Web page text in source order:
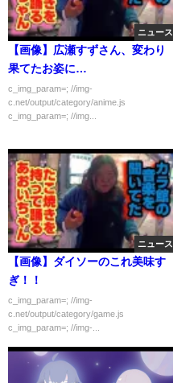
ニュース
【画像】広瀬すずさん、変わり
果てたお姿に…
c_img_param=; //img-
c.net/output/category/anime.js
c_img_param=; //img...
ニュース
【画像】ダイソーのこれ美味す
ぎ！！
c_img_param=; //img-
c.net/output/category/game.js
c_img_param=; //img-...